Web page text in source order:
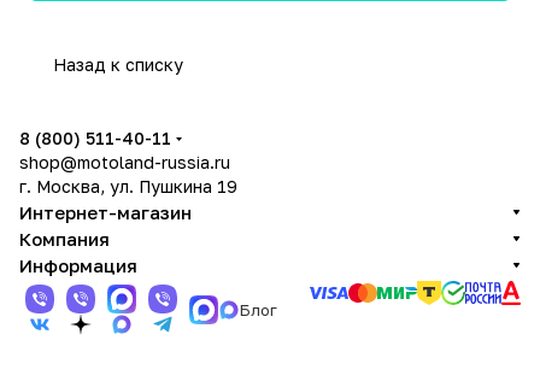
Назад к списку
8 (800) 511-40-11
shop@motoland-russia.ru
г. Москва, ул. Пушкина 19
Интернет-магазин
Компания
Информация
Блог